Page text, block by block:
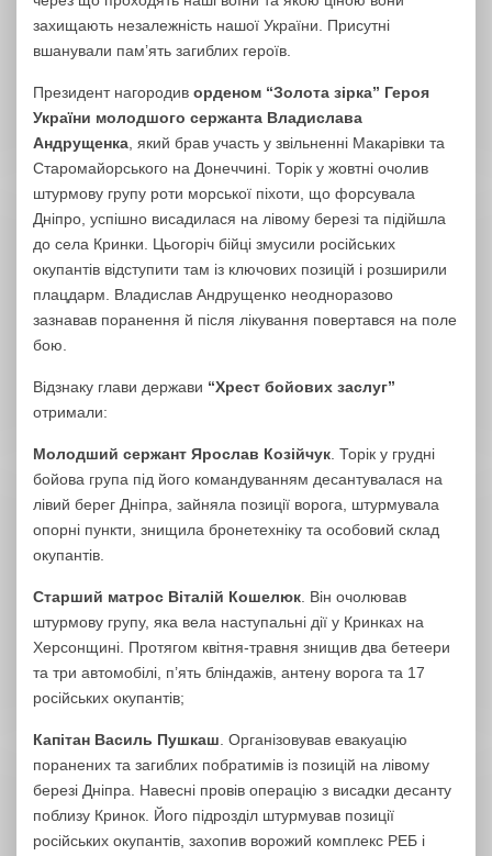
захищають незалежність нашої України. Присутні
вшанували пам’ять загиблих героїв.
Президент нагородив орденом “Золота зірка” Героя
України молодшого сержанта Владислава
Андрущенка , який брав участь у звільненні Макарівки та
Старомайорського на Донеччині. Торік у жовтні очолив
штурмову групу роти морської піхоти, що форсувала
Дніпро, успішно висадилася на лівому березі та підійшла
до села Кринки. Цьогоріч бійці змусили російських
окупантів відступити там із ключових позицій і розширили
плацдарм. Владислав Андрущенко неодноразово
зазнавав поранення й після лікування повертався на поле
бою.
Відзнаку глави держави “Хрест бойових заслуг”
отримали:
Молодший сержант Ярослав Козійчук . Торік у грудні
бойова група під його командуванням десантувалася на
лівий берег Дніпра, зайняла позиції ворога, штурмувала
опорні пункти, знищила бронетехніку та особовий склад
окупантів.
Старший матрос Віталій Кошелюк . Він очолював
штурмову групу, яка вела наступальні дії у Кринках на
Херсонщині. Протягом квітня-травня знищив два бетеери
та три автомобілі, п’ять бліндажів, антену ворога та 17
російських окупантів;
Капітан Василь Пушкаш . Організовував евакуацію
поранених та загиблих побратимів із позицій на лівому
березі Дніпра. Навесні провів операцію з висадки десанту
поблизу Кринок. Його підрозділ штурмував позиції
російських окупантів, захопив ворожий комплекс РЕБ і